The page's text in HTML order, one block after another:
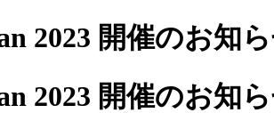
2023 開催のお知
2023 開催のお知